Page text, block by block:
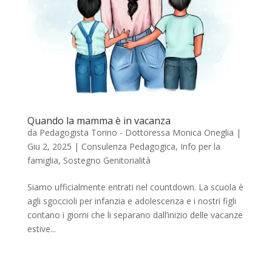
Quando la mamma è in vacanza
da Pedagogista Torino - Dottoressa Monica Oneglia |
Giu 2, 2025 | Consulenza Pedagogica, Info per la
famiglia, Sostegno Genitorialità
Siamo ufficialmente entrati nel countdown. La scuola è
agli sgoccioli per infanzia e adolescenza e i nostri figli
contano i giorni che li separano dall’inizio delle vacanze
estive...